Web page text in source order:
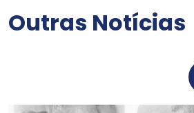
Outras Notícias